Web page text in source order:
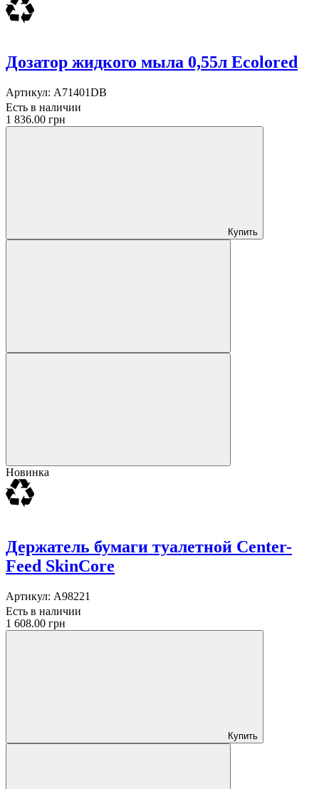
Дозатор жидкого мыла 0,55л Ecolored
Артикул: A71401DB
Есть в наличии
1 836.00 грн
Купить
Новинка
Держатель бумаги туалетной Center-
Feed SkinCore
Артикул: A98221
Есть в наличии
1 608.00 грн
Купить